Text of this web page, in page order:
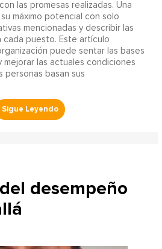
las promesas realizadas. Una
máximo potencial con solo
mencionadas y describir las
cada puesto. Este artículo
puede sentar las bases
mejorar las actuales condiciones
personas basan sus
desempeño